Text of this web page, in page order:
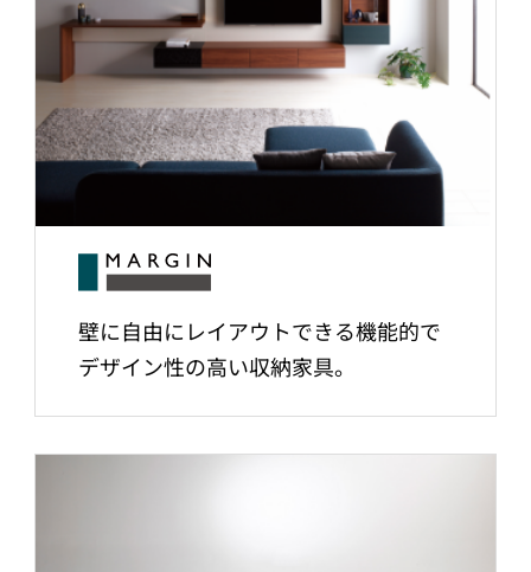
壁に自由にレイアウトできる機能的で
デザイン性の高い収納家具。